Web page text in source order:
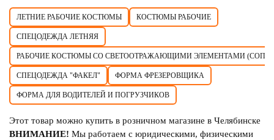
ЛЕТНИЕ РАБОЧИЕ КОСТЮМЫ КОСТЮМЫ РАБОЧИЕ
СПЕЦОДЕЖДА ЛЕТНЯЯ
РАБОЧИЕ КОСТЮМЫ СО СВЕТООТРАЖАЮЩИМИ ЭЛЕМЕНТАМИ (СОП)
СПЕЦОДЕЖДА "ФАКЕЛ" ФОРМА ФРЕЗЕРОВЩИКА
ФОРМА ДЛЯ ВОДИТЕЛЕЙ И ПОГРУЗЧИКОВ
Этот товар можно купить в розничном магазине в Челябинске
ВНИМАНИЕ! Мы работаем с юридическими, физическими